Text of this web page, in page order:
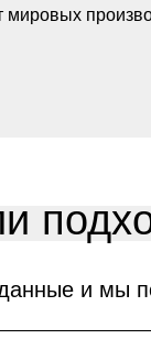
и мы